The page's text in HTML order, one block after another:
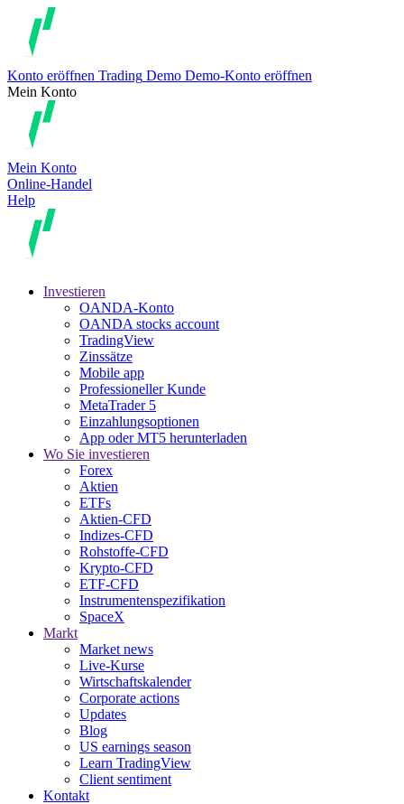
Konto eröffnen Trading Demo Demo-Konto eröffnen
Mein Konto
Mein Konto
Online-Handel
Help
Investieren
OANDA-Konto
OANDA stocks account
TradingView
Zinssätze
Mobile app
Professioneller Kunde
MetaTrader 5
Einzahlungsoptionen
App oder MT5 herunterladen
Wo Sie investieren
Forex
Aktien
ETFs
Aktien-CFD
Indizes-CFD
Rohstoffe-CFD
Krypto-CFD
ETF-CFD
Instrumentenspezifikation
SpaceX
Markt
Market news
Live-Kurse
Wirtschaftskalender
Corporate actions
Updates
Blog
US earnings season
Learn TradingView
Client sentiment
Kontakt